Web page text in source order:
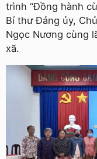
trình “Đồng hành
Bí thư Đảng ủy,
Ngọc Nương cùng
xã.